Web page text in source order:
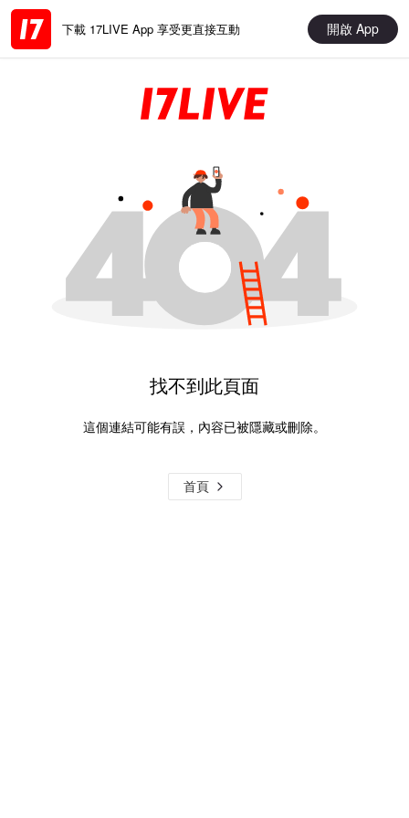
下載 17LIVE App 享受更直接互動 開啟 App
找不到此頁面
這個連結可能有誤，內容已被隱藏或刪除。
首頁